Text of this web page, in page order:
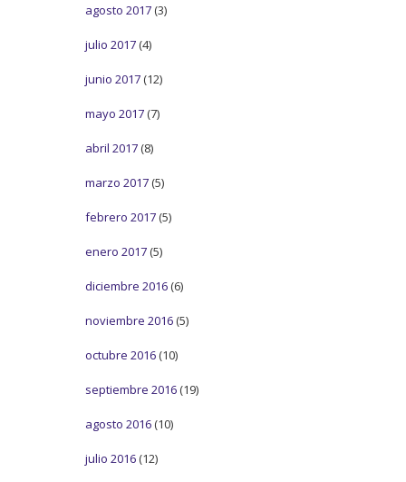
agosto 2017 (3)
julio 2017 (4)
junio 2017 (12)
mayo 2017 (7)
abril 2017 (8)
marzo 2017 (5)
febrero 2017 (5)
enero 2017 (5)
diciembre 2016 (6)
noviembre 2016 (5)
octubre 2016 (10)
septiembre 2016 (19)
agosto 2016 (10)
julio 2016 (12)